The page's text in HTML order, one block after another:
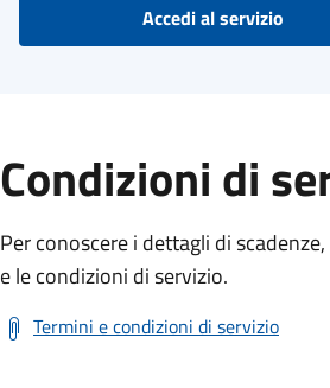
Accedi al servizio
Condizioni di
Per conoscere i dettagli di
e le condizioni di servizio.
Termini e condizioni di servizio